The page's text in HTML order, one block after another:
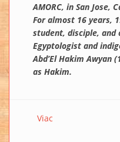
AMORC, in San Jose,
For almost 16 years,
student, disciple, and
Egyptologist and
Abd’El Hakim Awyan
as Hakim.
Viac